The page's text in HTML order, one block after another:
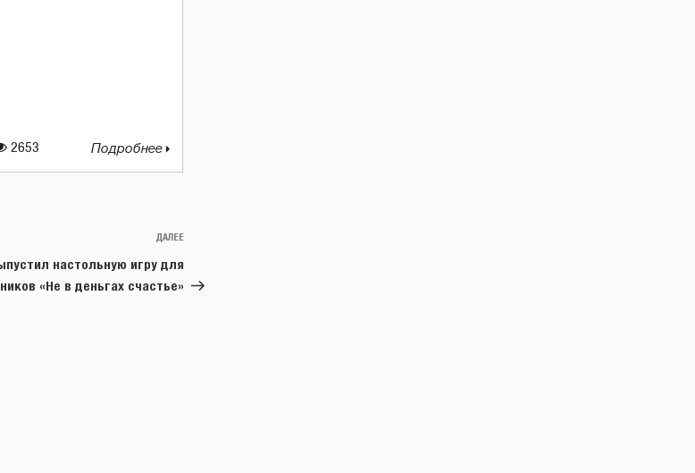
2653 Подробнее
Следующая
ДАЛЕЕ
настольную игру для
«Не в деньгах счастье»